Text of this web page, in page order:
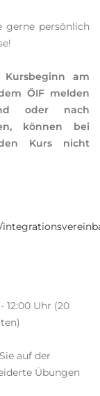
gerne persönlich
am
ÖIF melden
oder nach
können bei
Kurs nicht
Uhr (20
auf der
Übungen